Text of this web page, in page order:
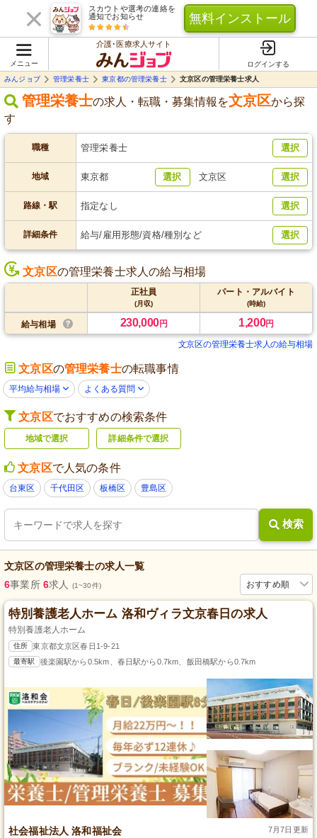
スカウトや選考の連絡を
通知でお知らせ
無料インストール
メニュー
介護･医療求人サイト
ログインする
みんジョブ
管理栄養士 東京都の管理栄養士 文京区の管理栄養士求人
管理栄養士の求人・転職・募集情報を文京区から探
す
職種 管理栄養士 選択
地域 東京都 選択 文京区 選択
路線・駅 指定なし 選択
詳細条件 給与/雇用形態/資格/種別など 選択
文京区の管理栄養士求人の給与相場
正社員
(月収)
パート・アルバイト
(時給)
給与相場 230,000円 1,200円
文京区の管理栄養士求人の給与相場
文京区の管理栄養士の転職事情
平均給与相場 よくある質問
文京区でおすすめの検索条件
地域で選択 詳細条件で選択
文京区で人気の条件
台東区 千代田区 板橋区 豊島区
検索
文京区の管理栄養士の求人一覧
おすすめ順
6事業所 6求人 (1~30件)
特別養護老人ホーム 洛和ヴィラ文京春日の求人
特別養護老人ホーム
住所 東京都文京区春日1-9-21
最寄駅 後楽園駅から0.5km、春日駅から0.7km、飯田橋駅から0.7km
社会福祉法人 洛和福祉会 7月7日更新